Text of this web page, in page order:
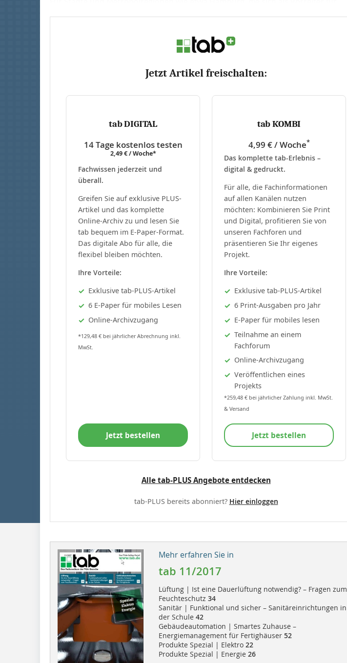
Jetzt Artikel freischalten:
tab DIGITAL
14 Tage kostenlos testen
2,49 € / Woche*
Fachwissen jederzeit und
überall.
Greifen Sie auf exklusive PLUS-
Artikel und das komplette
Online-Archiv zu und lesen Sie
tab bequem im E-Paper-Format.
Das digitale Abo für alle, die
flexibel bleiben möchten.
Ihre Vorteile:
Exklusive tab-PLUS-Artikel
6 E-Paper für mobiles Lesen
Online-Archivzugang
*129,48 € bei jährlicher Abrechnung inkl.
MwSt.
Jetzt bestellen
tab KOMBI
4,99 € / Woche*
Das komplette tab-Erlebnis –
digital & gedruckt.
Für alle, die Fachinformationen
auf allen Kanälen nutzen
möchten: Kombinieren Sie Print
und Digital, profitieren Sie von
unseren Fachforen und
präsentieren Sie Ihr eigenes
Projekt.
Ihre Vorteile:
Exklusive tab-PLUS-Artikel
6 Print-Ausgaben pro Jahr
E-Paper für mobiles lesen
Teilnahme an einem
Fachforum
Online-Archivzugang
Veröffentlichen eines
Projekts
*259,48 € bei jährlicher Zahlung inkl. MwSt.
& Versand
Jetzt bestellen
Alle tab-PLUS Angebote entdecken
tab-PLUS bereits abonniert? Hier einloggen
Mehr erfahren Sie in
tab 11/2017
Lüftung | Ist eine Dauerlüftung notwendig? – Fragen zum
Feuchteschutz 34
Sanitär | Funktional und sicher – Sanitäreinrichtungen in
der Schule 42
Gebäudeautomation | Smartes Zuhause –
Energiemanagement für Fertighäuser 52
Produkte Spezial | Elektro 22
Produkte Spezial | Energie 26